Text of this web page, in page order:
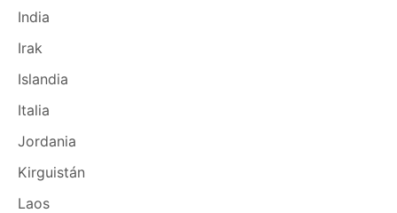
India
Irak
Islandia
Italia
Jordania
Kirguistán
Laos